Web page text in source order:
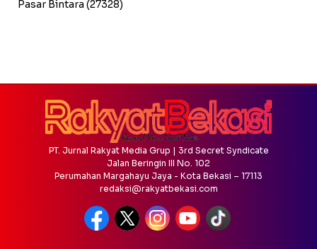
Pasar Bintara (27328)
PT. Jurnal Rakyat Media Grup | 3rd Secret Syndicate
Jalan Beringin III No. 102
Perumahan Margahayu Jaya - Kota Bekasi – 17113
redaksi@rakyatbekasi.com